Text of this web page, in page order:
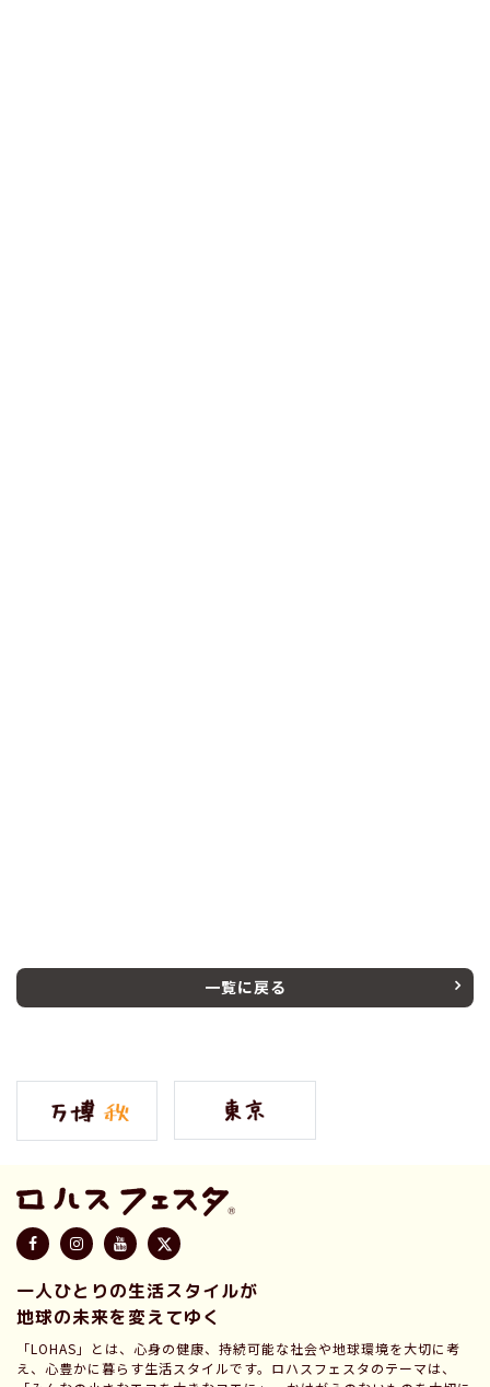
一覧に戻る
一人ひとりの生活スタイルが
地球の未来を変えてゆく
「LOHAS」とは、心身の健康、持続可能な社会や地球環境を大切に考
え、心豊かに暮らす生活スタイルです。ロハスフェスタのテーマは、